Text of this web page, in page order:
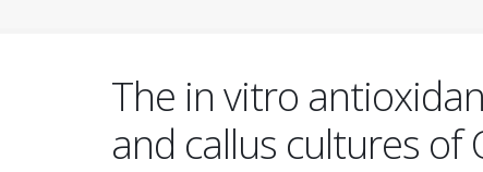
The in vitro
and callus cultures of